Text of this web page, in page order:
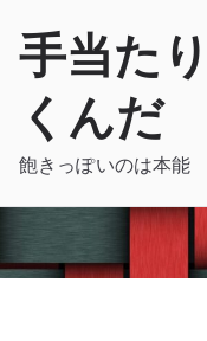
手当た
くんだ
飽きっぽいのは本能